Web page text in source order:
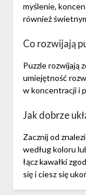
myślenie,
również
Co rozwijają
Puzzle rozwijają
umiejętność
w koncentracji i
Jak dobrze
Zacznij od
według koloru
łącz kawałki
się i ciesz się